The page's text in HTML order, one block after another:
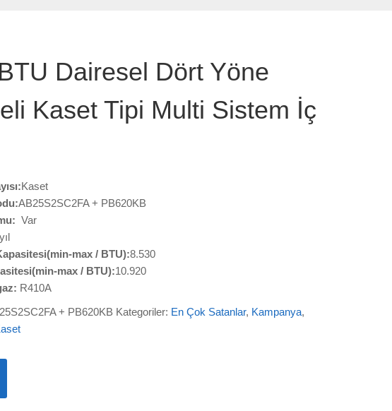
Dairesel Dört Yöne
Kaset Tipi Multi Sistem İç
Kaset
AB25S2SC2FA + PB620KB
Var
max / BTU):8.530
max / BTU):10.920
R410A
+ PB620KB Kategoriler: En Çok Satanlar, Kampanya,